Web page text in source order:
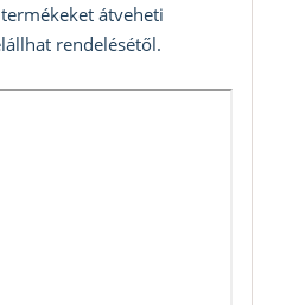
átveheti
rendelésétől.